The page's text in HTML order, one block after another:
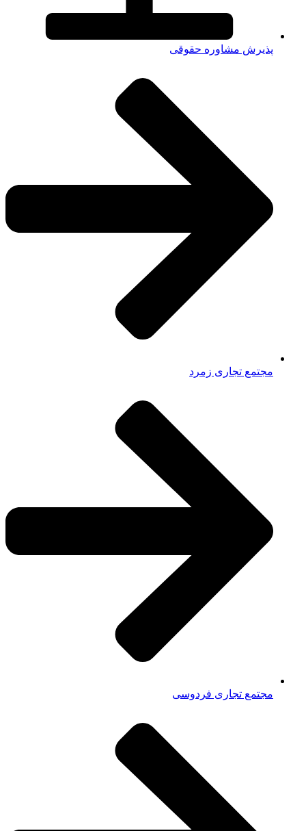
پذیرش مشاوره حقوقی
مجتمع تجاری زمرد
مجتمع تجاری فردوسی